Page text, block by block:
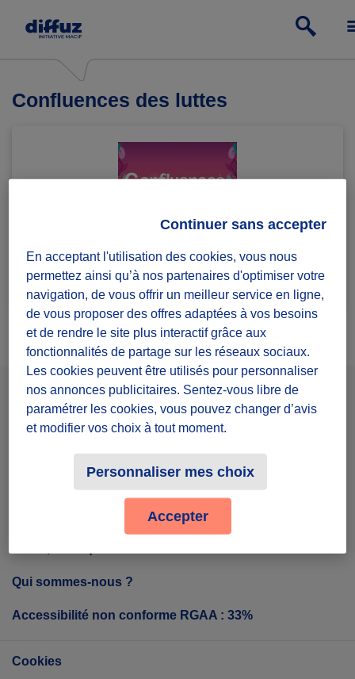
Confluences des luttes
Rejoindre le groupe 1 défi lancé
FacebookInstagramYoutube
Tout sur Diffuz
Qui sommes-nous ?
Accessibilité non conforme RGAA : 33%
Cookies
En acceptant l'utilisation des cookies, vous nous
permettez ainsi qu’à nos partenaires d'optimiser votre
navigation, de vous offrir un meilleur service en ligne,
de vous proposer des offres adaptées à vos besoins
et de rendre le site plus interactif grâce aux
fonctionnalités de partage sur les réseaux sociaux.
Les cookies peuvent être utilisés pour personnaliser
nos annonces publicitaires. Sentez-vous libre de
paramétrer les cookies, vous pouvez changer d’avis
et modifier vos choix à tout moment.
Personnaliser mes choix
Continuer sans accepter
Accepter